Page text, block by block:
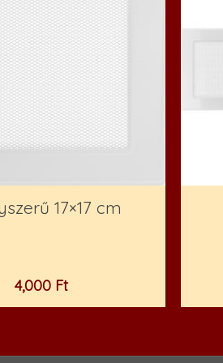
17×17 cm
4,000 Ft